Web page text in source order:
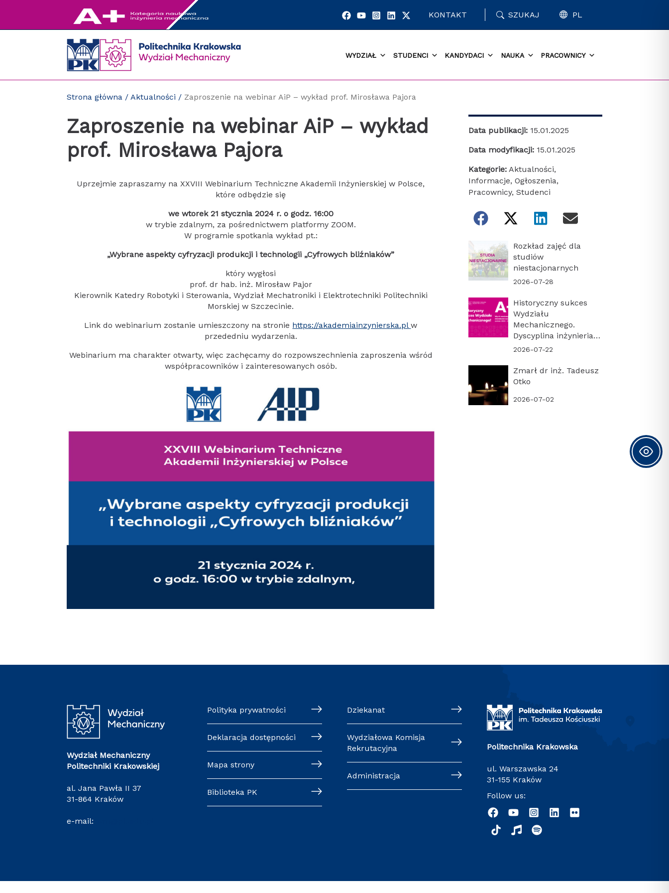
KONTAKT SZUKAJ PL
WYDZIAŁ STUDENCI KANDYDACI NAUKA PRACOWNICY
Strona główna /Aktualności / Zaproszenie na webinar AiP – wykład prof. Mirosława Pajora
Zaproszenie na webinar AiP – wykład
prof. Mirosława Pajora
Uprzejmie zapraszamy na XXVIII Webinarium Techniczne Akademii Inżynierskiej w Polsce,
które odbędzie się
we wtorek 21 stycznia 2024 r. o godz. 16:00
w trybie zdalnym, za pośrednictwem platformy ZOOM.
W programie spotkania wykład pt.:
„Wybrane aspekty cyfryzacji produkcji i technologii „Cyfrowych bliźniaków”
który wygłosi
prof. dr hab. inż. Mirosław Pajor
Kierownik Katedry Robotyki i Sterowania, Wydział Mechatroniki i Elektrotechniki Politechniki
Morskiej w Szczecinie.
Link do webinarium zostanie umieszczony na stronie https://akademiainzynierska.plw
przededniu wydarzenia.
Webinarium ma charakter otwarty, więc zachęcamy do rozpowszechnienia zaproszenia wśród
współpracowników i zainteresowanych osób.
Data publikacji: 15.01.2025
Data modyfikacji: 15.01.2025
Kategorie: Aktualności,
Informacje, Ogłoszenia,
Pracownicy, Studenci
Rozkład zajęć dla
studiów
niestacjonarnych
2026-07-28
Historyczny sukces
Wydziału
Mechanicznego.
Dyscyplina inżynieria
mechaniczna z
naukową A+!
2026-07-22
Zmarł dr inż. Tadeusz
Otko
2026-07-02
Wydział Mechaniczny
Politechniki Krakowskiej
al. Jana Pawła II 37
31-864 Kraków
e-mail:
Polityka prywatności
Deklaracja dostępności
Mapa strony
Biblioteka PK
Dziekanat
Wydziałowa Komisja
Rekrutacyjna
Administracja
Politechnika Krakowska
ul. Warszawska 24
31-155 Kraków
Follow us: